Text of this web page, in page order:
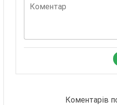
Коментар
Коментарів